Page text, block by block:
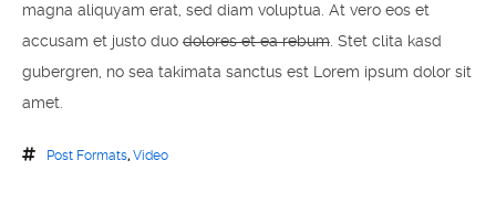
magna aliquyam erat, sed diam voluptua. At vero eos et
accusam et justo duo dolores et ea rebum . Stet clita kasd
gubergren, no sea takimata sanctus est Lorem ipsum dolor sit
amet.
Post Formats,Video